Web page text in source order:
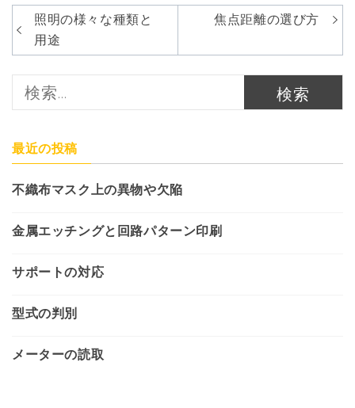
投
稿
ナ
ビ
ー
シ
ョ
ン
照明の様々な種類と
用途
焦点距離の選び方
索:
最近の投稿
不織布マスク上の異物や欠陥
金属エッチングと回路パターン印刷
サポートの対応
型式の判別
メーターの読取